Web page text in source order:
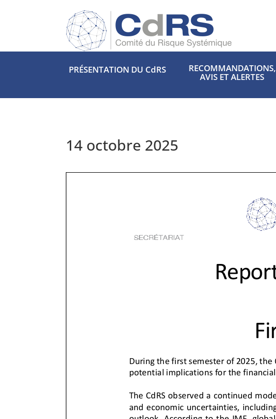
PRÉSENTATION DU CdRS RECOMMANDATIONS,
AVIS ET ALERTES
14 octobre 2025